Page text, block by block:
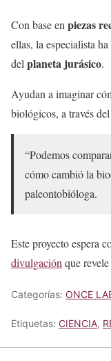
Con base en piezas
ellas, la especialista
del planeta jurásico.
Ayudan a imaginar
biológicos, a través
“Podemos
cómo cambió la
paleontobióloga.
Este proyecto espera
divulgación que
Categorías: ONCE
Etiquetas: CIENCIA,